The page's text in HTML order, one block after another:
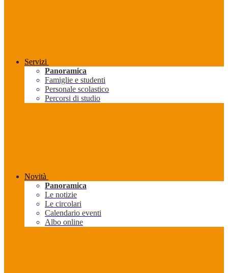
Servizi
Panoramica
Famiglie e studenti
Personale scolastico
Percorsi di studio
Novità
Panoramica
Le notizie
Le circolari
Calendario eventi
Albo online